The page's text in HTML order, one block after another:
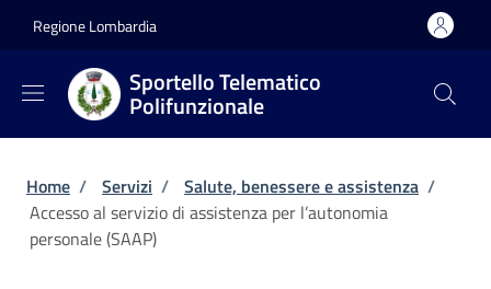
Regione Lombardia
Sportello Telematico
Polifunzionale
Briciole di pane
Home / Servizi / Salute, benessere e assistenza /
Accesso al servizio di assistenza per l’autonomia
personale (SAAP)